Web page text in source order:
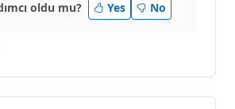
oldu mu? Yes No